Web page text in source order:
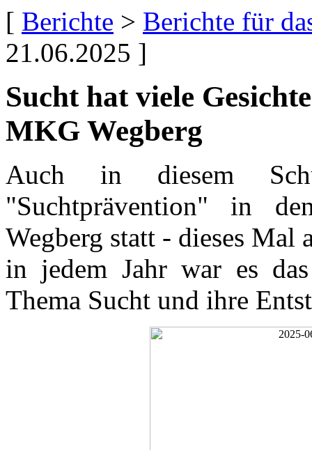
[ Berichte > Berichte für
21.06.2025 ]
Sucht hat viele
MKG Wegberg
Auch in diesem
"Suchtprävention" in
Wegberg statt - dieses
in jedem Jahr war es
Thema Sucht und ihre